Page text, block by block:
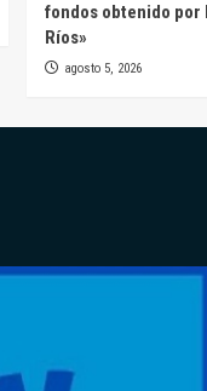
fondos obtenido por
Ríos»
agosto 5, 2026